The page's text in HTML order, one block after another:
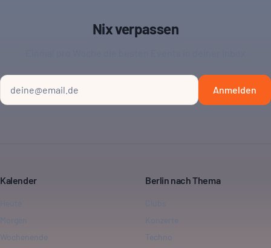
Nix verpassen
Anmelden
Kalender
Morgen
Wochenende
Berlin nach Thema
Konzerte
Techno